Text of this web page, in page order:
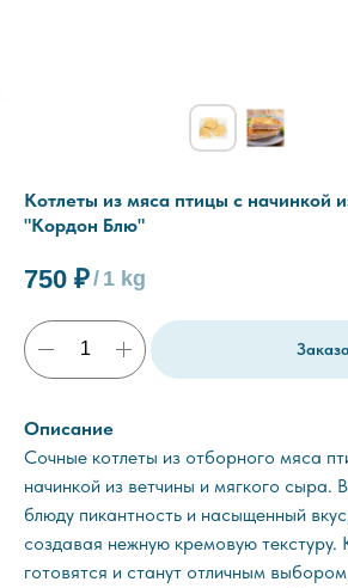
Котлеты из мяса птицы с начинкой
"Кордон Блю"
750 ₽/ 1 kg
Описание
Сочные котлеты из отборного мяса
начинкой из ветчины и мягкого сыра.
блюду пикантность и насыщенный
создавая нежную кремовую текстуру.
готовятся и станут отличным